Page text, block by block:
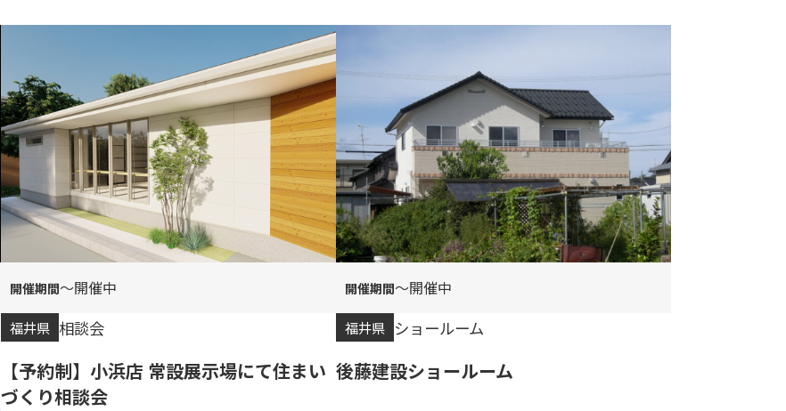
〜開催中
福井県 相談会
【予約制】小浜店 常設展示場にて住まい
づくり相談会
〜開催中
福井県 ショールーム
後藤建設ショールーム